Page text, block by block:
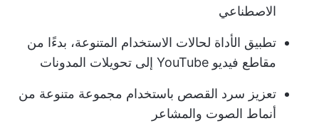
الاصطناعي
تطبيق الأداة لحالات الاستخدام المتنوعة، بدءًا من
مقاطع فيديو YouTube إلى تحويلات المدونات
تعزيز سرد القصص باستخدام مجموعة متنوعة من
أنماط الصوت والمشاعر